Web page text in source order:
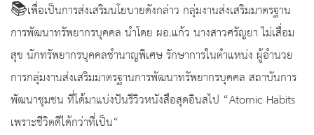
📚เพื่อเป็นการส่งเสริมนโยบายดังกล่าว กลุ่มงานส่งเสริมมาตรฐาน
การพัฒนาทรัพยากรบุคคล นำโดย ผอ.แก้ว นางสาวศรัญยา ไม่เสื่อม
สุข นักทรัพยากรบุคคลชำนาญพิเศษ รักษาการในตำแหน่ง ผู้อำนวย
การกลุ่มงานส่งเสริมมาตรฐานการพัฒนาทรัพยากรบุคคล สถาบันการ
พัฒนาชุมชน ที่ได้มาแบ่งปันรีวิวหนังสือสุดอินสไป “Atomic Habits
เพราะชีวิตดีได้กว่าที่เป็น“